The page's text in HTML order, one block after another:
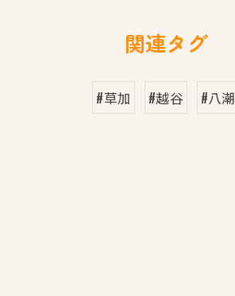
関連タグ
#草加 #越谷 #八潮